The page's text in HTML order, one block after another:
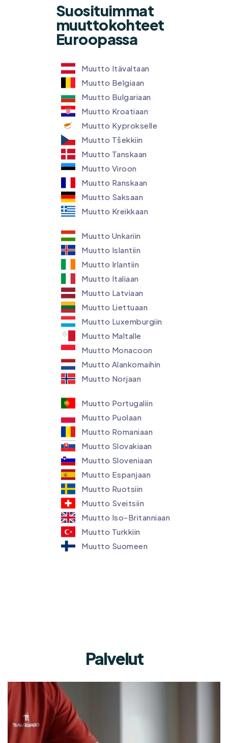
Suosituimmat
muuttokohteet
Euroopassa
Muutto Itävaltaan
Muutto Belgiaan
Muutto Bulgariaan
Muutto Kroatiaan
Muutto Kyprokselle
Muutto Tšekkiin
Muutto Tanskaan
Muutto Viroon
Muutto Ranskaan
Muutto Saksaan
Muutto Kreikkaan
Muutto Unkariin
Muutto Islantiin
Muutto Irlantiin
Muutto Italiaan
Muutto Latviaan
Muutto Liettuaan
Muutto Luxemburgiin
Muutto Maltalle
Muutto Monacoon
Muutto Alankomaihin
Muutto Norjaan
Muutto Portugaliin
Muutto Puolaan
Muutto Romaniaan
Muutto Slovakiaan
Muutto Sloveniaan
Muutto Espanjaan
Muutto Ruotsiin
Muutto Sveitsiin
Muutto Iso-Britanniaan
Muutto Turkkiin
Muutto Suomeen
Palvelut